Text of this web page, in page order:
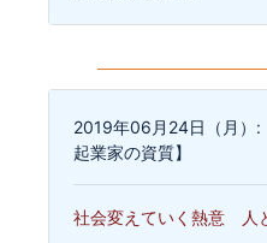
2019年06月24日（月）
起業家の資質】
社会変えていく熱意 人